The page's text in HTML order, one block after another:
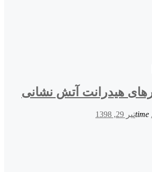
هیدرانت آتش نشانی
timeتیر 29, 1398